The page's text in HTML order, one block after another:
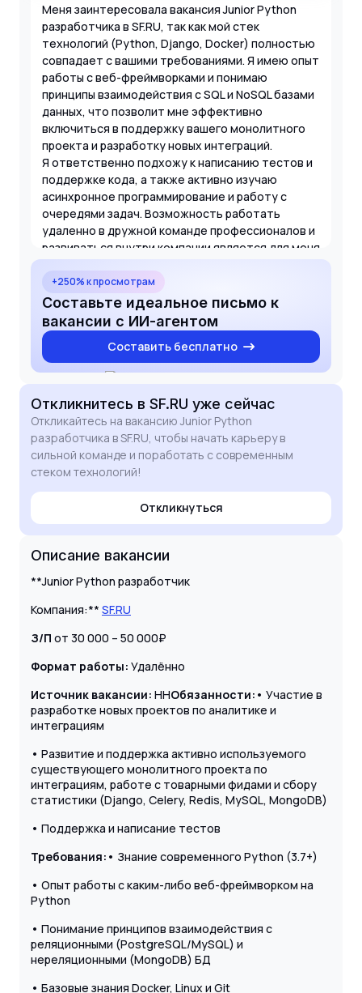
Меня заинтересовала вакансия Junior Python
разработчика в SF.RU, так как мой стек
технологий (Python, Django, Docker) полностью
совпадает с вашими требованиями. Я имею опыт
работы с веб-фреймворками и понимаю
принципы взаимодействия с SQL и NoSQL базами
данных, что позволит мне эффективно
включиться в поддержку вашего монолитного
проекта и разработку новых интеграций.
Я ответственно подхожу к написанию тестов и
поддержке кода, а также активно изучаю
асинхронное программирование и работу с
очередями задач. Возможность работать
удаленно в дружной команде профессионалов и
развиваться внутри компании является для меня
отличной мотивацией для достижения высоких
результатов.
+250% к просмотрам
Составьте идеальное письмо к
вакансии с ИИ-агентом
Составить бесплатно
Откликнитесь в SF.RU уже сейчас
Откликайтесь на вакансию Junior Python
разработчика в SF.RU, чтобы начать карьеру в
сильной команде и поработать с современным
стеком технологий!
Откликнуться
Описание вакансии
**Junior Python разработчик
Компания:** SF.RU
З/П от 30 000 – 50 000₽
Формат работы: Удалённо
Источник вакансии: HHОбязанности: • Участие в
разработке новых проектов по аналитике и
интеграциям
• Развитие и поддержка активно используемого
существующего монолитного проекта по
интеграциям, работе с товарными фидами и сбору
статистики (Django, Celery, Redis, MySQL, MongoDB)
• Поддержка и написание тестов
Требования: • Знание современного Python (3.7+)
• Опыт работы с каким-либо веб-фреймворком на
Python
• Понимание принципов взаимодействия с
реляционными (PostgreSQL/MySQL) и
нереляционными (MongoDB) БД
• Базовые знания Docker, Linux и Git